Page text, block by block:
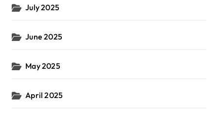
July 2025
June 2025
May 2025
April 2025